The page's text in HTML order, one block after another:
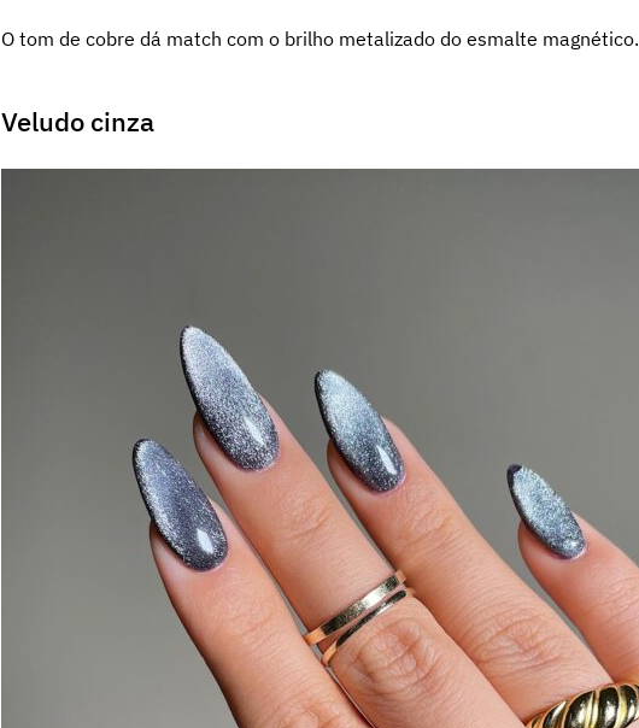
O tom de cobre dá match com o brilho metalizado do esmalte magnético.
Veludo cinza